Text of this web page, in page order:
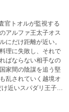
官トオルが監視する
アルファ王太子オス
にだけ距離が近い。
理に失敗し、それで
ばならない相手なの
家間の陰謀を追う堅
乱されていく越境オ